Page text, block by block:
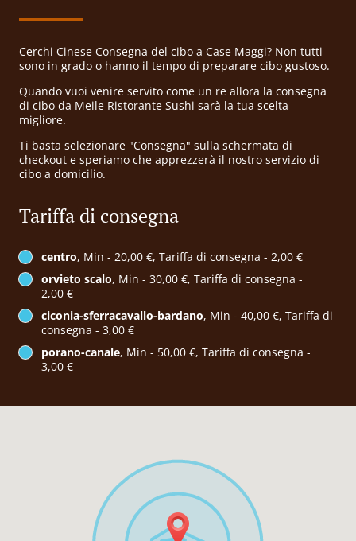
Cerchi Cinese Consegna del cibo a Case Maggi? Non tutti
sono in grado o hanno il tempo di preparare cibo gustoso.
Quando vuoi venire servito come un re allora la consegna
di cibo da Meile Ristorante Sushi sarà la tua scelta
migliore.
Ti basta selezionare "Consegna" sulla schermata di
checkout e speriamo che apprezzerà il nostro servizio di
cibo a domicilio.
Tariffa di consegna
centro, Min - 20,00 €, Tariffa di consegna - 2,00 €
orvieto scalo, Min - 30,00 €, Tariffa di consegna -
2,00 €
ciconia-sferracavallo-bardano, Min - 40,00 €, Tariffa di
consegna - 3,00 €
porano-canale, Min - 50,00 €, Tariffa di consegna -
3,00 €